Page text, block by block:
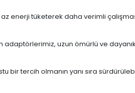
enerji tüketerek daha verimli
uzun ömürlü ve
tercih olmanın yanı sıra